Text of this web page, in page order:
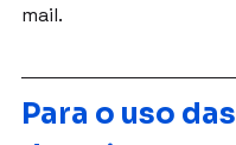
mail.
Para o uso das